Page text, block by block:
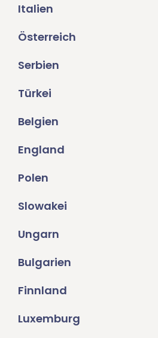
Italien
Österreich
Serbien
Türkei
Belgien
England
Polen
Slowakei
Ungarn
Bulgarien
Finnland
Luxemburg